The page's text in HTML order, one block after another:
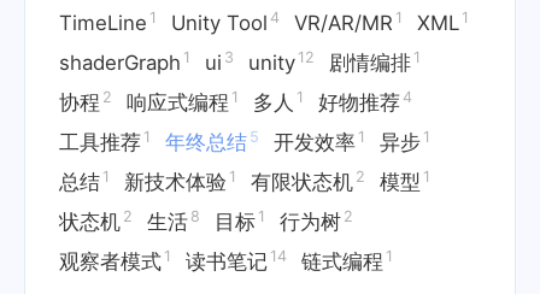
TimeLine 1 Unity Tool 4 VR/AR/MR 1 XML 1
shaderGraph 1 ui 3 unity 12 剧情编排 1
协程 2 响应式编程 1 多人 1 好物推荐 4
工具推荐 1 年终总结 5 开发效率 1 异步 1
总结 1 新技术体验 1 有限状态机 2 模型 1
状态机 2 生活 8 目标 1 行为树 2
观察者模式 1 读书笔记 14 链式编程 1